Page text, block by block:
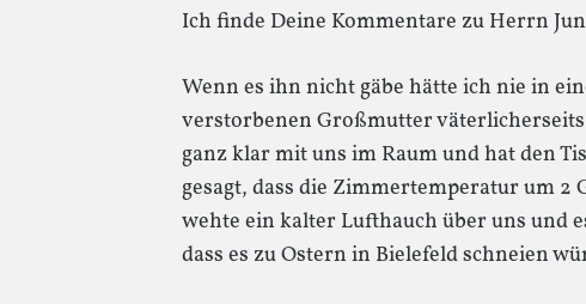
Ich finde Deine Kommentare zu Herrn
Wenn es ihn nicht gäbe hätte ich nie in
verstorbenen Großmutter
ganz klar mit uns im Raum und hat den
gesagt, dass die Zimmertemperatur um
wehte ein kalter Lufthauch über uns und
dass es zu Ostern in Bielefeld schneien